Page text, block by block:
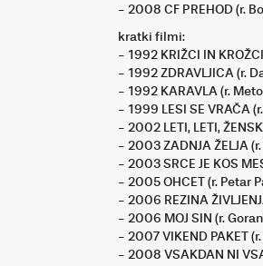
- 2008 CF PREHOD (r.
kratki filmi:
- 1992 KRIŽCI IN
- 1992 ZDRAVLJICA (r.
- 1992 KARAVLA (r.
- 1999 LESI SE VRAČA
- 2002 LETI, LETI,
- 2003 ZADNJA ŽELJA
- 2003 SRCE JE KOS
- 2005 OHCET (r. Petar
- 2006 REZINA
- 2006 MOJ SIN (r.
- 2007 VIKEND PAKET
- 2008 VSAKDAN NI